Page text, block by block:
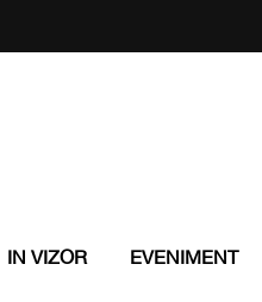
IN VIZOR EVENIMENT